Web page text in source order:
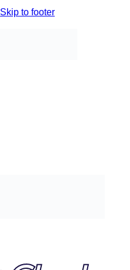
Skip to footer